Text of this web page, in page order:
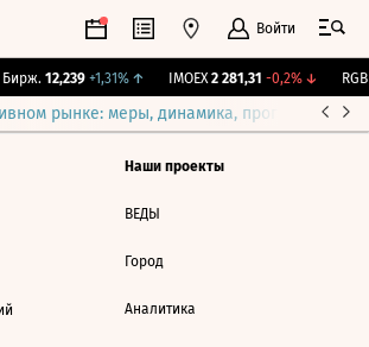
Войти
Бирж. 12,239 +1,31%↑ IMOEX 2 281,31 -0,2%↓
рынке: меры, динамика, прогнозы
Наши проекты
ВЕДЫ
Город
Аналитика